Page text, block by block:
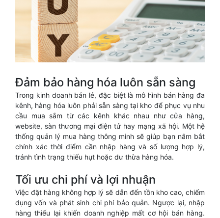
Đảm bảo hàng hóa luôn sẵn sàng
Trong kinh doanh bán lẻ, đặc biệt là mô hình bán hàng đa
kênh, hàng hóa luôn phải sẵn sàng tại kho để phục vụ nhu
cầu mua sắm từ các kênh khác nhau như cửa hàng,
website, sàn thương mại điện tử hay mạng xã hội. Một hệ
thống quản lý mua hàng thông minh sẽ giúp bạn nắm bắt
chính xác thời điểm cần nhập hàng và số lượng hợp lý,
tránh tình trạng thiếu hụt hoặc dư thừa hàng hóa.
Tối ưu chi phí và lợi nhuận
Việc đặt hàng không hợp lý sẽ dẫn đến tồn kho cao, chiếm
dụng vốn và phát sinh chi phí bảo quản. Ngược lại, nhập
hàng thiếu lại khiến doanh nghiệp mất cơ hội bán hàng.